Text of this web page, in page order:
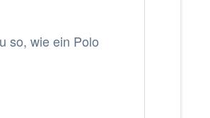
so, wie ein Polo